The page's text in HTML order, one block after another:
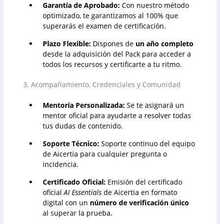
Garantía de Aprobado: Con nuestro método
optimizado, te garantizamos al 100% que
superarás el examen de certificación.
Plazo Flexible: Dispones de un año completo
desde la adquisición del Pack para acceder a
todos los recursos y certificarte a tu ritmo.
3. Acompañamiento, Credenciales y Comunidad
Mentoría Personalizada: Se te asignará un
mentor oficial para ayudarte a resolver todas
tus dudas de contenido.
Soporte Técnico: Soporte continuo del equipo
de Aicertia para cualquier pregunta o
incidencia.
Certificado Oficial: Emisión del certificado
oficialAI Essentials de Aicertia en formato
digital con un número de verificación único
al superar la prueba.